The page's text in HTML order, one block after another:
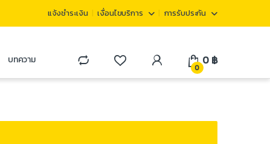
แจ้งชำระเงิน เงื่อนไขบริการ การรับประกัน
บทความ
0
0 ฿